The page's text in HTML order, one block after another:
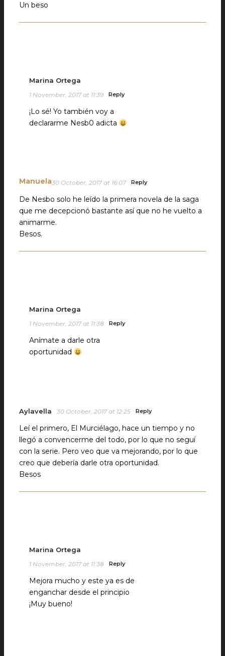
Un beso
Marina Ortega
1 November, 2017 at 11:39 Reply
¡Lo sé! Yo también voy a
declararme Nesb0 adicta
Manuela30 October, 2017 at 16:07 Reply
De Nesbo solo he leído la primera novela de la saga
que me decepcionó bastante así que no he vuelto a
animarme.
Besos.
Marina Ortega
1 November, 2017 at 11:38 Reply
Anímate a darle otra
oportunidad
Aylavella 30 October, 2017 at 12:25 Reply
Leí el primero, El Murciélago, hace un tiempo y no
llegó a convencerme del todo, por lo que no seguí
con la serie. Pero veo que va mejorando, por lo que
creo que debería darle otra oportunidad.
Besos
Marina Ortega
1 November, 2017 at 11:38 Reply
Mejora mucho y este ya es de
enganchar desde el principio
¡Muy bueno!